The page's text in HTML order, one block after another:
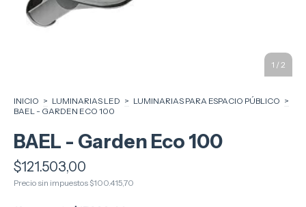
1 / 2
INICIO > LUMINARIAS LED > LUMINARIAS PARA ESPACIO PÚBLICO >
BAEL - GARDEN ECO 100
BAEL - Garden Eco 100
$121.503,00
Precio sin impuestos $100.415,70